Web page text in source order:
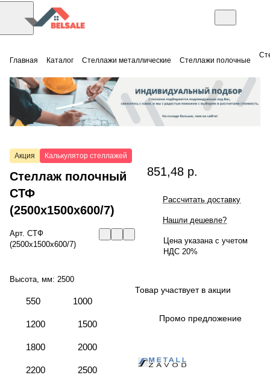
Главная Каталог Стеллажи металлические Стеллажи полочные
Акция Калькулятор стеллажей
Стеллаж полочный
СТФ
(2500x1500x600/7)
Арт. СТФ
(2500x1500x600/7)
Высота, мм: 2500
550 1000
1200 1500
1800 2000
2200 2500
851,48 р.
Рассчитать доставку
Нашли дешевле?
Цена указана с учетом
НДС 20%
Товар участвует в акции
Промо предложение